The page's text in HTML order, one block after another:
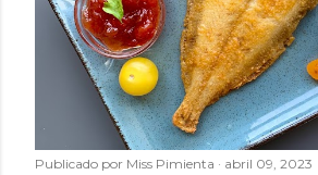
Publicado por Miss Pimienta abril 09, 2023